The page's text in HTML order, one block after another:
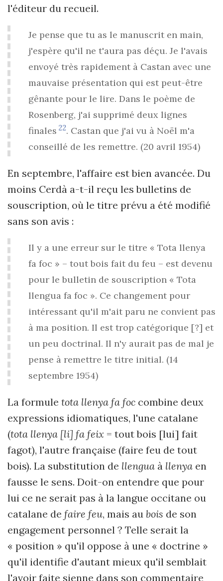
l'éditeur du recueil.
Je pense que tu as le manuscrit en main,
j'espère qu'il ne t'aura pas déçu. Je l'avais
envoyé très rapidement à Castan avec une
mauvaise présentation qui est peut-être
gênante pour le lire. Dans le poème de
Rosenberg, j'ai supprimé deux lignes
finales 22. Castan que j'ai vu à Noël m'a
conseillé de les remettre. (20 avril 1954)
En septembre, l'affaire est bien avancée. Du
moins Cerdà a-t-il reçu les bulletins de
souscription, où le titre prévu a été modifié
sans son avis :
Il y a une erreur sur le titre « Tota llenya
fa foc » – tout bois fait du feu – est devenu
pour le bulletin de souscription « Tota
llengua fa foc ». Ce changement pour
intéressant qu'il m'ait paru ne convient pas
à ma position. Il est trop catégorique [?] et
un peu doctrinal. Il n'y aurait pas de mal je
pense à remettre le titre initial. (14
septembre 1954)
La formule tota llenya fa foc combine deux
expressions idiomatiques, l'une catalane
(tota llenya [li] fa feix = tout bois [lui] fait
fagot), l'autre française (faire feu de tout
bois). La substitution de llengua à llenya en
fausse le sens. Doit-on entendre que pour
lui ce ne serait pas à la langue occitane ou
catalane de faire feu, mais au bois de son
engagement personnel ? Telle serait la
« position » qu'il oppose à une « doctrine »
qu'il identifie d'autant mieux qu'il semblait
l'avoir faite sienne dans son commentaire